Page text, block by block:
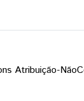
de
Atribuição-